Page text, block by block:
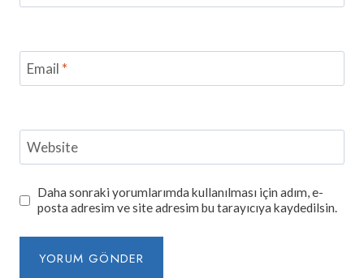
Email *
Website
Daha sonraki yorumlarımda kullanılması için adım, e-
posta adresim ve site adresim bu tarayıcıya kaydedilsin.